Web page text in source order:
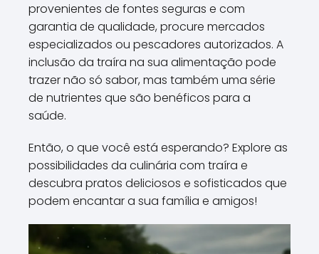
provenientes de fontes seguras e com
garantia de qualidade, procure mercados
especializados ou pescadores autorizados. A
inclusão da traíra na sua alimentação pode
trazer não só sabor, mas também uma série
de nutrientes que são benéficos para a
saúde.
Então, o que você está esperando? Explore as
possibilidades da culinária com traíra e
descubra pratos deliciosos e sofisticados que
podem encantar a sua família e amigos!